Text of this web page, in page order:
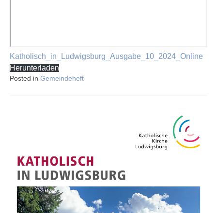
Katholisch_in_Ludwigsburg_Ausgabe_10_2024_Online
Herunterladen
Posted in Gemeindeheft